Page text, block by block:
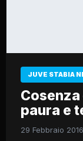
JUVE STABIA
paura e
29 Febbraio